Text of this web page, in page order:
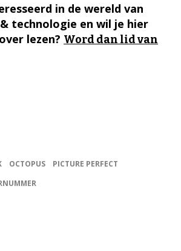
in de wereld van
technologie en wil je hier
lezen? Word dan lid van
OCTOPUS
PICTURE PERFECT